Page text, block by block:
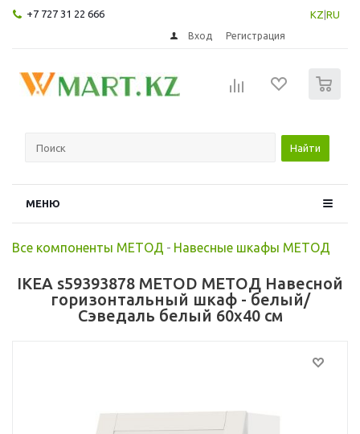
+7 727 31 22 666 KZ RU
Вход Регистрация
Найти
МЕНЮ
Все компоненты МЕТОД - Навесные шкафы МЕТОД
IKEA s59393878 METOD МЕТОД Навесной
горизонтальный шкаф - белый/
Сэведаль белый 60x40 см